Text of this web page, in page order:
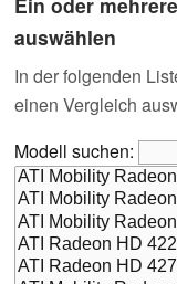
auswählen
In der folgenden
einen Vergleich
Modell suchen: